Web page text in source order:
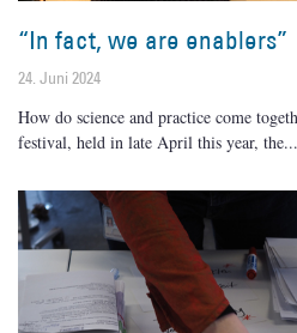
“In fact, we are enablers”
24. Juni 2024
How do science and practice come
festival, held in late April this year, the